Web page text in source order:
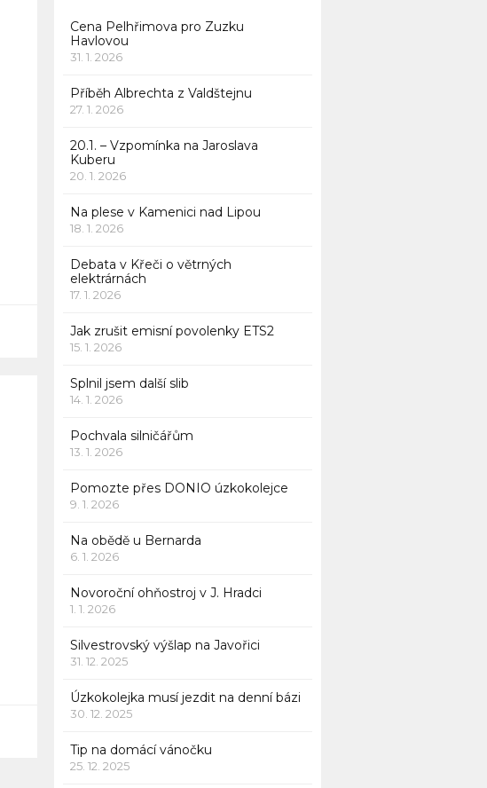
Cena Pelhřimova pro Zuzku
Havlovou
31. 1. 2026
Příběh Albrechta z Valdštejnu
27. 1. 2026
20.1. – Vzpomínka na Jaroslava
Kuberu
20. 1. 2026
Na plese v Kamenici nad Lipou
18. 1. 2026
Debata v Křeči o větrných
elektrárnách
17. 1. 2026
Jak zrušit emisní povolenky ETS2
15. 1. 2026
Splnil jsem další slib
14. 1. 2026
Pochvala silničářům
13. 1. 2026
Pomozte přes DONIO úzkokolejce
9. 1. 2026
Na obědě u Bernarda
6. 1. 2026
Novoroční ohňostroj v J. Hradci
1. 1. 2026
Silvestrovský výšlap na Javořici
31. 12. 2025
Úzkokolejka musí jezdit na denní bázi
30. 12. 2025
Tip na domácí vánočku
25. 12. 2025